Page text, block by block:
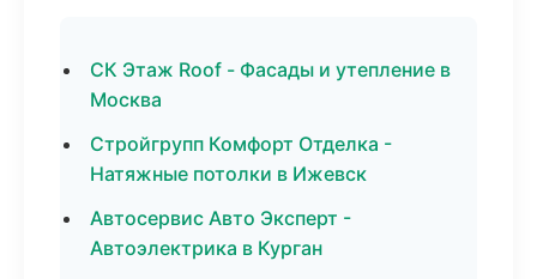
СК Этаж Roof - Фасады и утепление в
Москва
Стройгрупп Комфорт Отделка -
Натяжные потолки в Ижевск
Автосервис Авто Эксперт -
Автоэлектрика в Курган